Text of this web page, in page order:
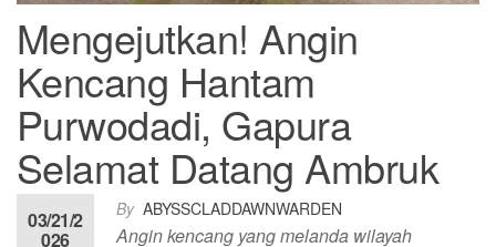
Mengejutkan! Angin
Kencang Hantam
Purwodadi, Gapura
Selamat Datang Ambruk
By ABYSSCLADDAWNWARDEN
03/21/2
026
Angin kencang yang melanda wilayah